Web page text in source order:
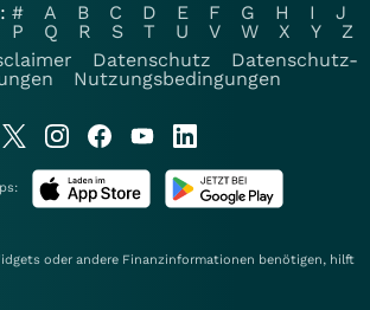
# A B C D E F G H I
J
P Q R S T U V W X Y
Z
Datenschutz
Datenschutz-
Nutzungsbedingungen
oder andere Finanzinformationen benötigen, hilft